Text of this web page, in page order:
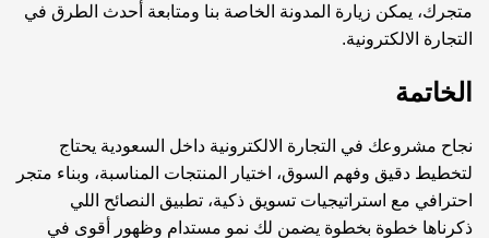
متجرك، يمكن زيارة المدونة الخاصة بنا ومتابعة أحدث الطرق في
التجارة الالكترونية.
الخاتمة
نجاح مشروعك في التجارة الالكترونية داخل السعودية يحتاج
لتخطيط دقيق وفهم السوق، اختيار المنتجات المناسبة، وبناء متجر
احترافي مع استراتيجيات تسويق ذكية، تطبيق النصائح اللي
ذكرناها خطوة بخطوة يضمن لك نمو مستدام وظهور أقوى في